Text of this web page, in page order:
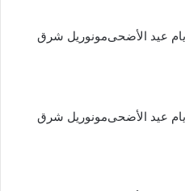
مونوريل شرق
مونوريل شرق